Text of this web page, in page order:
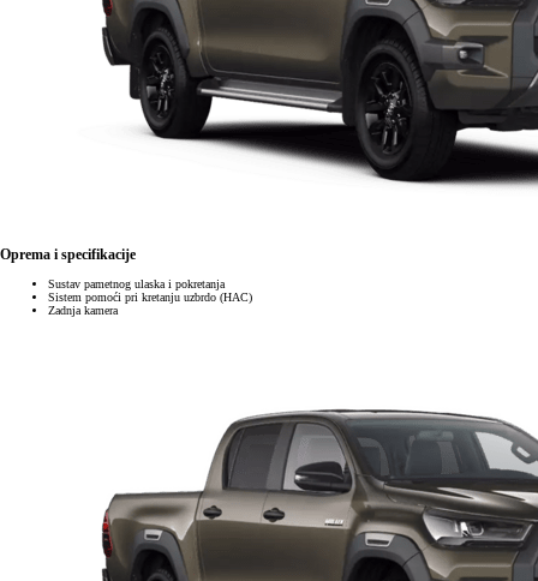
Oprema i specifikacije
Sustav pametnog ulaska i pokretanja
Sistem pomoći pri kretanju uzbrdo (HAC)
Zadnja kamera